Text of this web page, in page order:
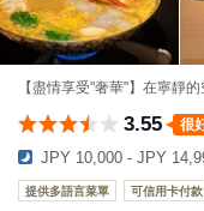
【盡情享受"奢華"】在寧靜
3.55 很
JPY 10,000 - JPY
提供多語言菜單 可信用卡付款